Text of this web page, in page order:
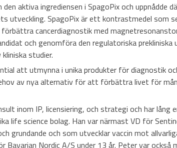
aktiva ingrediensen i SpagoPix och uppnådde
utveckling. SpagoPix är ett kontrastmedel som
cancerdiagnostik med
och genomföra den regulatoriska prekliniska
studier.
att utmynna i unika produkter för diagnostik
av nya alternativ för att förbättra livet för
inom IP, licensiering, och strategi och har lång
life science bolag. Han var närmast VD för
grundande och som utvecklar vaccin mot
Bavarian Nordic A/S under 13 år. Peter var också